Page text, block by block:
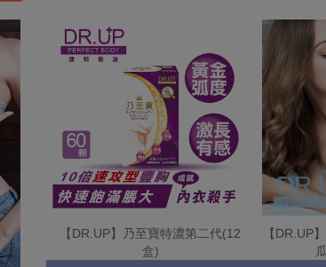
【DR.UP】乃至寶特濃第二代(12
盒)
【DR.UP